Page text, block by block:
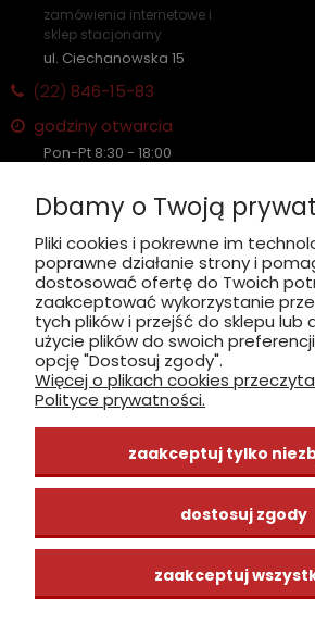
zamówienia internetowe i
sklep stacjonarny
ul. Ciechanowska 15
(22) 846-15-83
godziny otwarcia
Pon-Pt 8:30 - 18:00
Płatność: gotówka, karta, BLIK
INFORMACJE
ZAKUPY
CENTRUM WIEDZY
Dbamy o Twoją
Pliki cookies i pokrewne im
poprawne działanie strony i
dostosować ofertę do Twoich
zaakceptować wykorzystanie
tych plików i przejść do sklepu lub
użycie plików do swoich
opcję "Dostosuj zgody".
Więcej o plikach cookies
Polityce prywatności.
zaakceptuj tylko
dostosuj zgody
zaakceptuj